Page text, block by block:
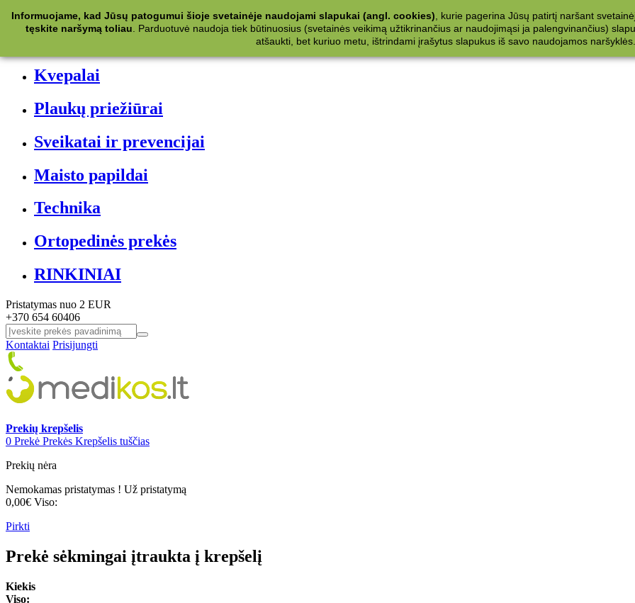
Kategorijos
Kvepalai
Plaukų priežiūrai
Sveikatai ir prevencijai
Maisto papildai
Technika
Ortopedinės prekės
RINKINIAI
Pristatymas nuo 2 EUR
+370 654 60406
Kontaktai Prisijungti
Prekių krepšelis
0 Prekė Prekės Krepšelis tuščias
Prekių nėra
Nemokamas pristatymas ! Už pristatymą
0,00€ Viso:
Pirkti
Prekė sėkmingai įtraukta į krepšelį
Kiekis
Viso:
Informuojame, kad Jūsų patogumui šioje svetainėje naudojami slapukai (angl. cookies) , kurie pagerina Jūsų patirtį naršant
tęskite naršymą toliau
Parduotuvė naudoja tiek būtinuosius (svetainės veikimą užtikrinančius ar naudojimąsi ja palengvinančius)
atšaukti, bet kuriuo metu, ištrindami įrašytus slapukus iš savo naudojamos naršyklės.